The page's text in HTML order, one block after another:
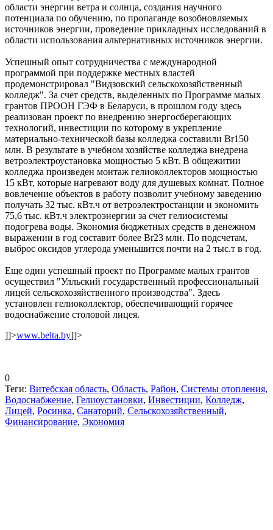
области энергии ветра и солнца, создания научного
потенциала по обучению, по пропаганде возобновляемых
источников энергии, проведение прикладных исследований в
области использования альтернативных источников энергии.
Успешный опыт сотрудничества с международной
программой при поддержке местных властей
продемонстрировал "Видзовский сельскохозяйственный
колледж". За счет средств, выделенных по Программе малых
грантов ПРООН ГЭФ в Беларуси, в прошлом году здесь
реализован проект по внедрению энергосберегающих
технологий, инвестиции по которому в укрепление
материально-технической базы колледжа составили Br150
млн. В результате в учебном хозяйстве колледжа внедрена
ветроэлектроустановка мощностью 5 кВт. В общежитии
колледжа произведен монтаж гелиоколлекторов мощностью
15 кВт, которые нагревают воду для душевых комнат. Полное
вовлечение объектов в работу позволит учебному заведению
получать 32 тыс. кВт.ч от ветроэлектростанции и экономить
75,6 тыс. кВт.ч электроэнергии за счет гелиосистемы
подогрева воды. Экономия бюджетных средств в денежном
выражении в год составит более Br23 млн. По подсчетам,
выброс оксидов углерода уменьшится почти на 2 тыс.т в год.
Еще один успешный проект по Программе малых грантов
осуществил "Улльский государственный профессиональный
лицей сельскохозяйственного производства". Здесь
установлен гелиоколлектор, обеспечивающий горячее
водоснабжение столовой лицея.
]]>www.belta.by]]>
0
Теги: Витебская область, Область, Район, Системы отопления,
Водоснабжение, Гелиоустановки, Инвестиции, Колледж,
Лицей, Росинка, Санаторий, Сельскохозяйственный,
Финансирование, Экономия